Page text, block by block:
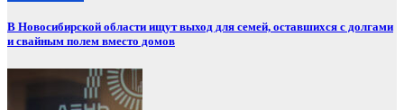
В Новосибирской области ищут выход для семей, оставшихся с долгами
и свайным полем вместо домов